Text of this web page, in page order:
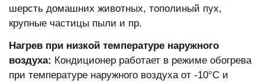
шерсть домашних животных, тополиный пух,
крупные частицы пыли и пр.
Нагрев при низкой температуре наружного
воздуха: Кондиционер работает в режиме обогрева
при температуре наружного воздуха от -10°С и